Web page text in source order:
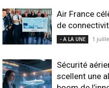
Air France
de
- A LA UNE 1
Sécurité
scellent une